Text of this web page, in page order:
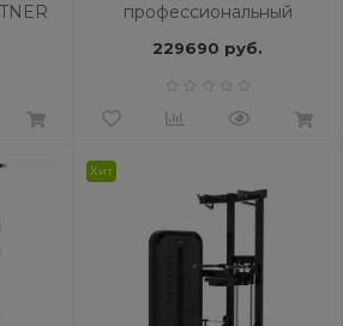
профессиональный
ML-701
229690 руб.
Хит